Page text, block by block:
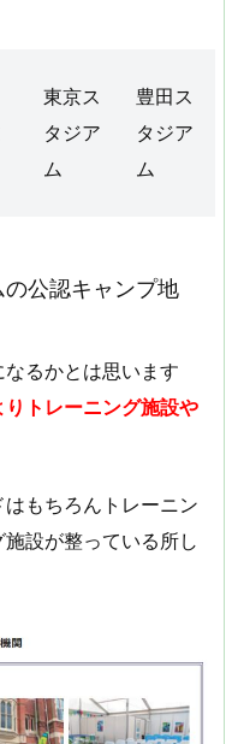
東京ス
タジア
ム
豊田ス
タジア
ム
公認キャンプ地
るかとは思います
トレーニング施設や
もちろんトレーニン
設が整っている所し